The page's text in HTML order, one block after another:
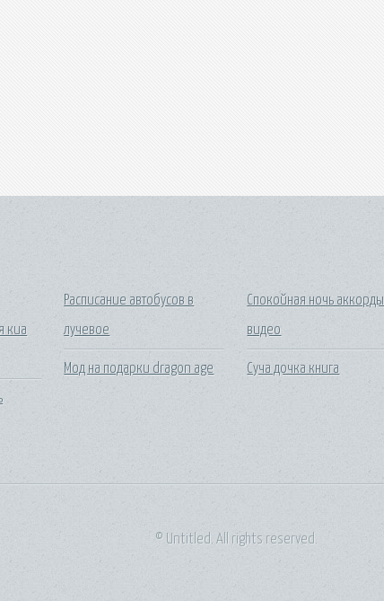
киа
Расписание автобусов в
лучевое
Мод на подарки dragon age
Спокойная ночь аккорды
видео
Суча дочка книга
© Untitled. All rights reserved.